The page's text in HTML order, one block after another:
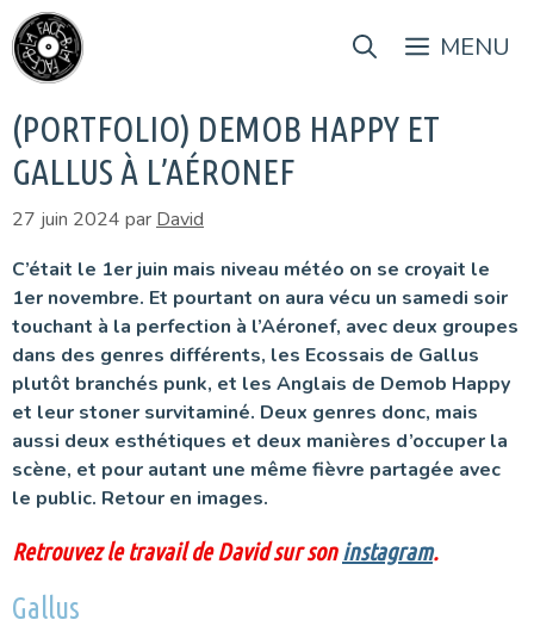
Aller
au
contenu
MENU
(PORTFOLIO) DEMOB HAPPY ET
GALLUS À L’AÉRONEF
27 juin 2024 par David
C’était le 1er juin mais niveau météo on se croyait le
1er novembre. Et pourtant on aura vécu un samedi soir
touchant à la perfection à l’Aéronef, avec deux groupes
dans des genres différents, les Ecossais de Gallus
plutôt branchés punk, et les Anglais de Demob Happy
et leur stoner survitaminé. Deux genres donc, mais
aussi deux esthétiques et deux manières d’occuper la
scène, et pour autant une même fièvre partagée avec
le public. Retour en images.
Retrouvez le travail de David sur soninstagram.
Gallus